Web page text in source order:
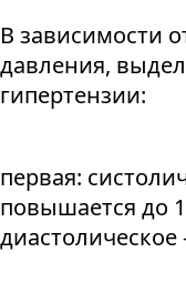
В зависимости
давления,
гипертензии:
первая:
повышается до
диастолическое